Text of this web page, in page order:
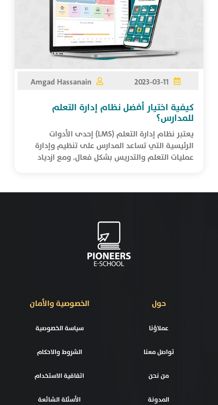
2023-03-11
Amgad Hassanain
كيفية اختيار أفضل نظام إدارة التعلم
للمدارس؟
يعتبر نظام إدارة التعلم (LMS) إحدى الأدوات
الرئيسية التي تساعد المدارس على تنظيم وإدارة
عمليات التعلم والتدريس بشكل فعال. ومع ازدياد
حول
عملاؤنا
تواصل معنا
من نحن
المدونة
الخصوصية والأمان
سياسة الخصوصية
الشروط والاحكام
اتفاقية الاستخدام
الأسئلة الشائعة